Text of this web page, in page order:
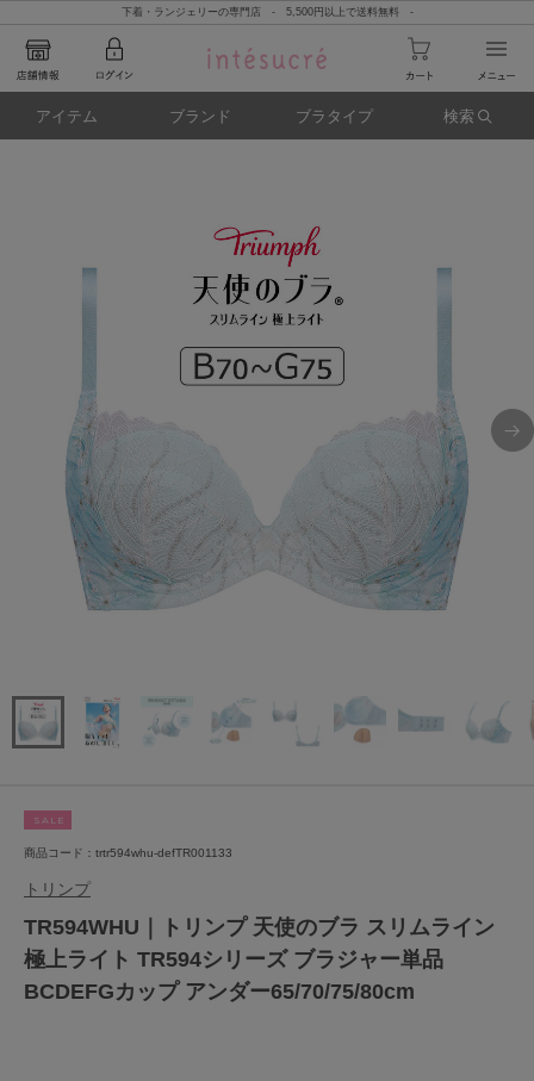
下着・ランジェリーの専門店 - 5,500円以上で送料無料 -
アイテム ブランド ブラタイプ 検索
SALE
商品コード：trtr594whu-defTR001133
トリンプ
TR594WHU｜トリンプ 天使のブラ スリムライン
極上ライト TR594シリーズ ブラジャー単品
BCDEFGカップ アンダー65/70/75/80cm